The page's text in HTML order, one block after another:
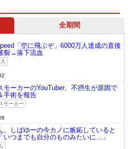
全期間
「空に飛ぶぞ」6000万人達成の直後
裂→落下流血
モーカーのYouTuber、不摂生が原因で
手術を報告
モーカー
、しばゆーの今カノに嫉妬していると
いつまでも自分のものみたいに…」